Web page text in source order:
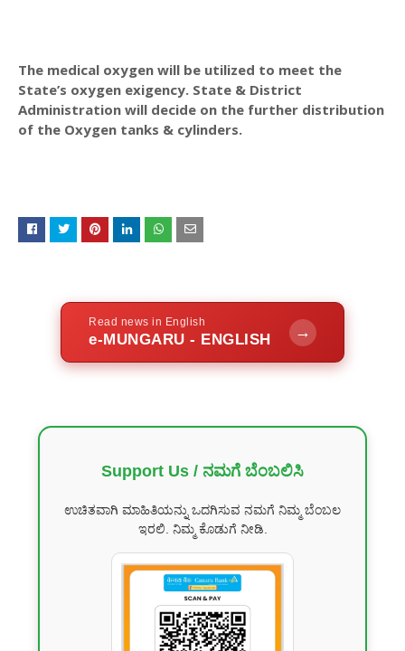
The medical oxygen will be utilized to meet the
State’s oxygen exigency. State & District
Administration will decide on the further distribution
of the Oxygen tanks & cylinders.
Read news in English
e-MUNGARU - ENGLISH →
Support Us / ನಮಗೆ ಬೆಂಬಲಿಸಿ
ಉಚಿತವಾಗಿ ಮಾಹಿತಿಯನ್ನು ಒದಗಿಸುವ ನಮಗೆ ನಿಮ್ಮ ಬೆಂಬಲ
ಇರಲಿ. ನಿಮ್ಮ ಕೊಡುಗೆ ನೀಡಿ.